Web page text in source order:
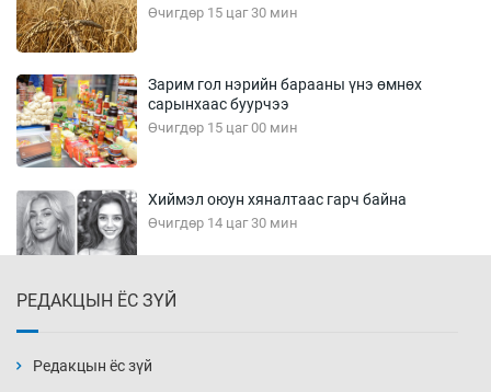
Өчигдөр 15 цаг 30 мин
Зарим гол нэрийн барааны үнэ өмнөх
сарынхаас буурчээ
Өчигдөр 15 цаг 00 мин
Хиймэл оюун хяналтаас гарч байна
Өчигдөр 14 цаг 30 мин
Өчигдөр 14 цаг 00 мин
РЕДАКЦЫН ЁС ЗҮЙ
Редакцын ёс зүй